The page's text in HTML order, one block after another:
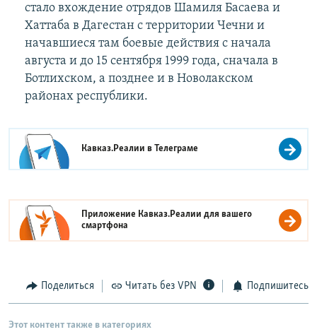
стало вхождение отрядов Шамиля Басаева и
Хаттаба в Дагестан с территории Чечни и
начавшиеся там боевые действия с начала
августа и до 15 сентября 1999 года, сначала в
Ботлихском, а позднее и в Новолакском
районах республики.
Кавказ.Реалии вТелеграме
Приложение Кавказ.Реалии для вашего
смартфона
Поделиться Читать без VPN Подпишитесь
Этот контент также в категориях